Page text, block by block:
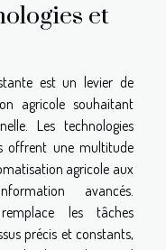
et
est un levier de
agricole souhaitant
Les technologies
offrent une multitude
agricole aux
avancés.
les tâches
précis et constants,